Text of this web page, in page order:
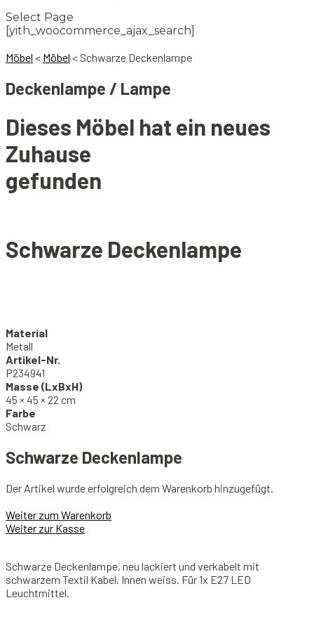
Select Page
[yith_woocommerce_ajax_search]
Möbel < Möbel < Schwarze Deckenlampe
Deckenlampe / Lampe
Dieses Möbel hat ein neues
Zuhause
gefunden
Schwarze Deckenlampe
Material
Metall
Artikel-Nr.
P234941
Masse (LxBxH)
45 × 45 × 22 cm
Farbe
Schwarz
Schwarze Deckenlampe
Der Artikel wurde erfolgreich dem Warenkorb hinzugefügt.
Weiter zum Warenkorb
Weiter zur Kasse
Schwarze Deckenlampe, neu lackiert und verkabelt mit
schwarzem Textil Kabel. Innen weiss. Für 1x E27 LED
Leuchtmittel.